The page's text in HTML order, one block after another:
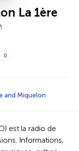
La 1ère
0
and Miquelon
est la radio de
Informations,